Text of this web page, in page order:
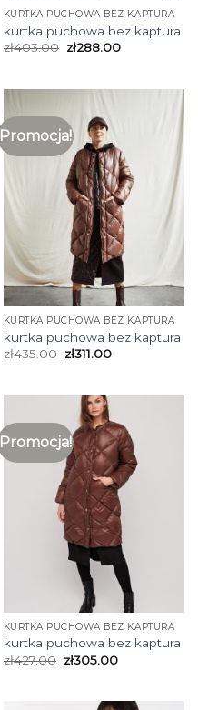
KURTKA PUCHOWA BEZ KAPTURA
kurtka puchowa bez kaptura
zł403.00 zł288.00
Promocja!
KURTKA PUCHOWA BEZ KAPTURA
kurtka puchowa bez kaptura
zł435.00 zł311.00
Promocja!
KURTKA PUCHOWA BEZ KAPTURA
kurtka puchowa bez kaptura
zł427.00 zł305.00